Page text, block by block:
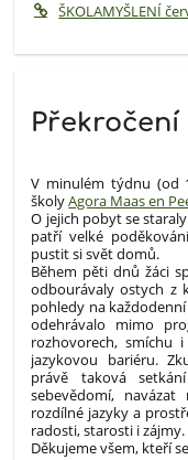
ŠKOLAMYŠLENÍ
V minulém týdnu (od
školyAgora Maas en
O jejich pobyt se
patří velké
pustit si svět domů.
Během pěti dnů žáci
odbourávaly ostych z
pohledy na
odehrávalo mimo
rozhovorech, smíchu
jazykovou bariéru.
právě taková
sebevědomí,
rozdílné jazyky a
radosti, starosti i zájmy.
Děkujeme všem, kteří